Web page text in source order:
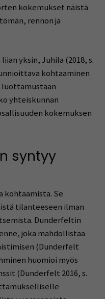
kokemukset näistä
rennon ja
yksin, Juhila (2018, s.
kohtaaminen
luottamustaan
yhteiskunnan
kokemuksen
syntyy
kohtaamista. Se
tilanteeseen ilman
Dunderfeltin
joka mahdollistaa
(Dunderfelt
huomioi myös
(Dunderfelt 2016, s.